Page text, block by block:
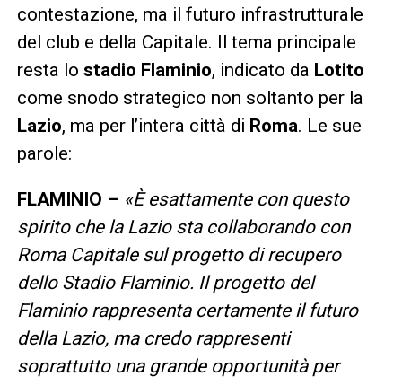
contestazione, ma il futuro infrastrutturale
del club e della Capitale. Il tema principale
resta lo stadio Flaminio, indicato da Lotito
come snodo strategico non soltanto per la
Lazio, ma per l’intera città di Roma. Le sue
parole:
FLAMINIO – «È esattamente con questo
spirito che la Lazio sta collaborando con
Roma Capitale sul progetto di recupero
dello Stadio Flaminio. Il progetto del
Flaminio rappresenta certamente il futuro
della Lazio, ma credo rappresenti
soprattutto una grande opportunità per